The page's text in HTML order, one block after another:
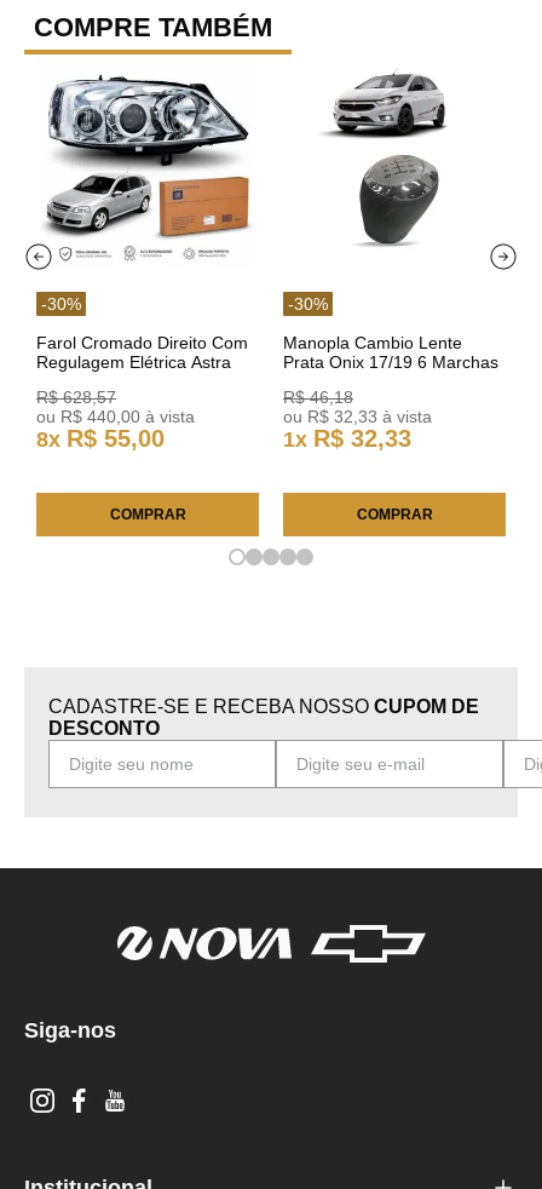
COMPRE TAMBÉM
-30%
Farol Cromado Direito Com
Regulagem Elétrica Astra
R$ 628,57
ou R$ 440 00 à vista
8x R$ 55,00
COMPRAR
-30%
Manopla Cambio Lente
Prata Onix 17/19 6 Marchas
R$ 46,18
ou R$ 32 33 à vista
1x R$ 32,33
COMPRAR
CADASTRE-SE E RECEBA NOSSO CUPOM DE
DESCONTO
Siga-nos